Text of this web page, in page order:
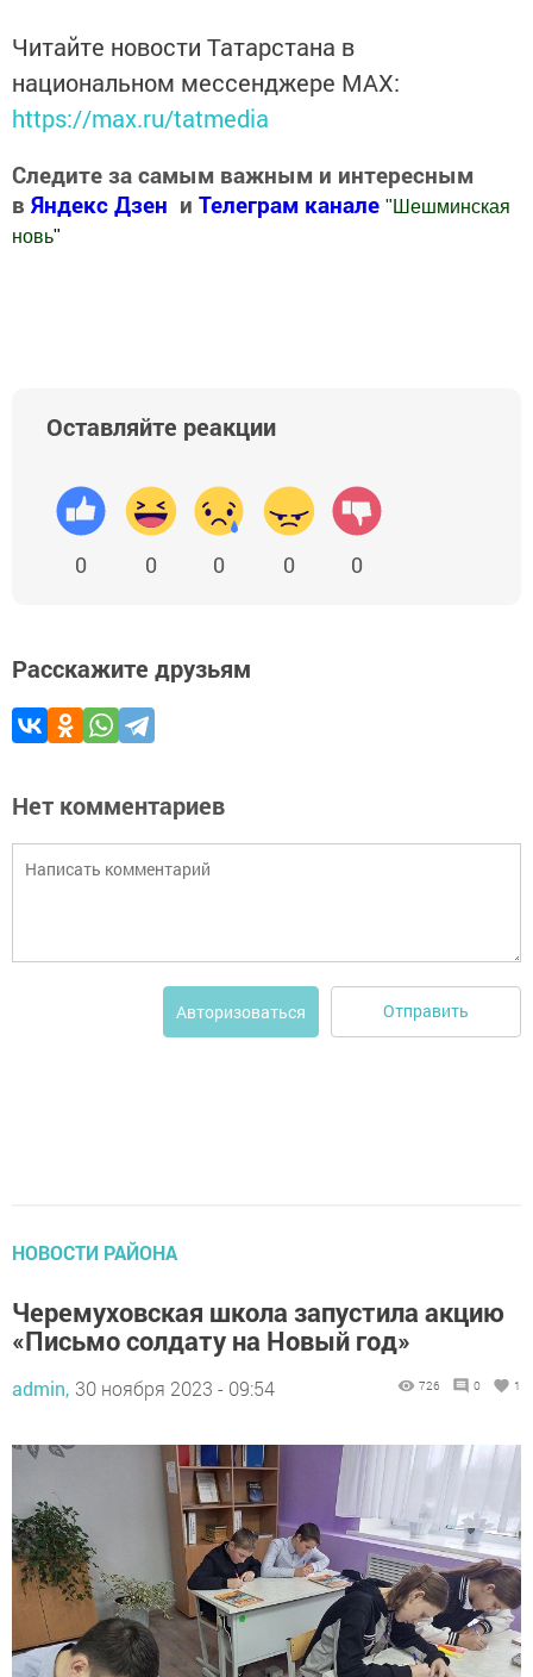
Читайте новости Татарстана в
национальном мессенджере MАХ:
https://max.ru/tatmedia
Следите за самым важным и интересным
в Яндекс Дзен и Телеграм канале " Шешминская
новь"
Оставляйте реакции
0 0 0 0 0
Расскажите друзьям
Нет комментариев
Авторизоваться Отправить
НОВОСТИ РАЙОНА
Черемуховская школа ️запустила акцию
«Письмо солдату на Новый год»
admin, 30 ноября 2023 - 09:54 726 0 1